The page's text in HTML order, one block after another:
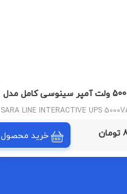
یو پی اس 5000 ولت آمپر سینوسی کامل مدل
SARA LINE INTERACTIVE UPS
خرید محصول